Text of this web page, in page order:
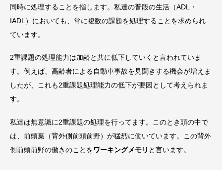
同時に処理することを指します。私達の普段の生活（ADL・
IADL）においても、常に複数の課題を処理することを求められ
ています。
2重課題の処理能力は加齢と共に低下していくと言われていま
す。例えば、高齢者による自動車事故を見聞きする機会が増えま
したが、これも2重課題処理能力の低下が要因として考えられま
す。
私達は無意識に2重課題の処理を行ってます。このとき頭の中で
は、前頭葉（背外側前頭前野）が猛烈に働いています。この背外
側前頭前野の働きのことをワーキングメモリ と言います。